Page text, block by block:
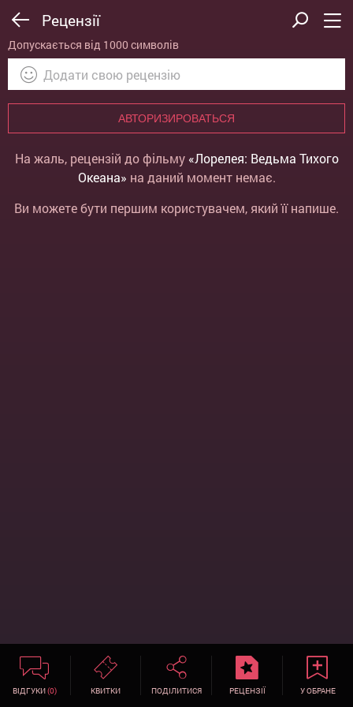
Рецензії
Допускається від 1000 символів
АВТОРИЗИРОВАТЬСЯ
На жаль, рецензій до фільму «Лорелея: Ведьма Тихого
Океана» на даний момент немає.
Ви можете бути першим користувачем, який її напише.
ВІДГУКИ(0) КВИТКИ ПОДІЛИТИСЯ РЕЦЕНЗІЇ У ОБРАНЕ